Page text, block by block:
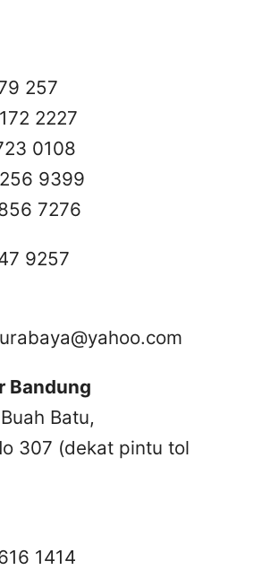
257
2227
0108
9399
7276
9257
Bandung
Batu,
307 (dekat pintu tol
1414